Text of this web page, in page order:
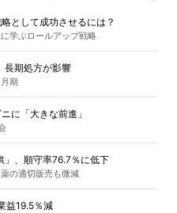
として成功させるには？
学ぶロールアップ戦略
長期処方が影響
期
に「大きな前進」
」、順守率76.7％に低下
の適切販売も微減
益19.5％減